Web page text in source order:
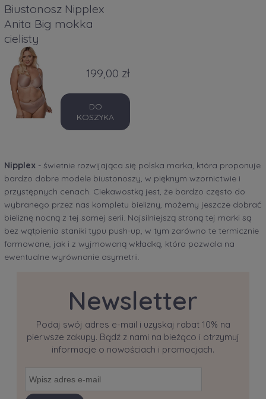
Biustonosz Nipplex
Anita Big mokka
cielisty
199,00 zł
DO
KOSZYKA
Nipplex - świetnie rozwijająca się polska marka, która proponuje
bardzo dobre modele biustonoszy, w pięknym wzornictwie i
przystępnych cenach. Ciekawostką jest, że bardzo często do
wybranego przez nas kompletu bielizny, możemy jeszcze dobrać
bieliznę nocną z tej samej serii. Najsilniejszą stroną tej marki są
bez wątpienia staniki typu push-up, w tym zarówno te termicznie
formowane, jak i z wyjmowaną wkładką, która pozwala na
ewentualne wyrównanie asymetrii.
Newsletter
Podaj swój adres e-mail i uzyskaj rabat 10% na
pierwsze zakupy. Bądź z nami na bieżąco i otrzymuj
informacje o nowościach i promocjach.